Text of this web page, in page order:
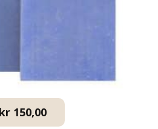
kr150,00